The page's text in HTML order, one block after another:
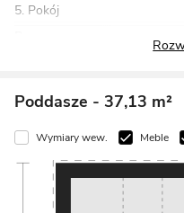
5. Pokój
Poddasze - 37,13 m²
Wymiary wew. Meble